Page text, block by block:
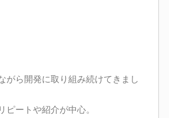
がら開発に取り組み続けてきまし
ピートや紹介が中心。